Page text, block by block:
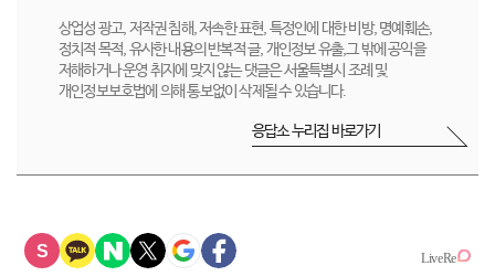
상업성 광고, 저작권 침해, 저속한 표현, 특정인에 대한 비방, 명예훼손,
정치적 목적, 유사한 내용의 반복적 글, 개인정보 유출,그 밖에 공익을
저해하거나 운영 취지에 맞지 않는 댓글은 서울특별시 조례 및
개인정보보호법에 의해 통보없이 삭제될 수 있습니다.
응답소 누리집 바로가기